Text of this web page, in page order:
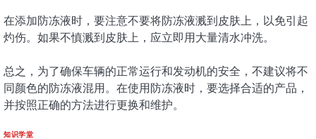
在添加防冻液时，要注意不要将防冻液溅到皮肤上，以免引起
灼伤。如果不慎溅到皮肤上，应立即用大量清水冲洗。
总之，为了确保车辆的正常运行和发动机的安全，不建议将不
同颜色的防冻液混用。在使用防冻液时，要选择合适的产品，
并按照正确的方法进行更换和维护。
知识学堂